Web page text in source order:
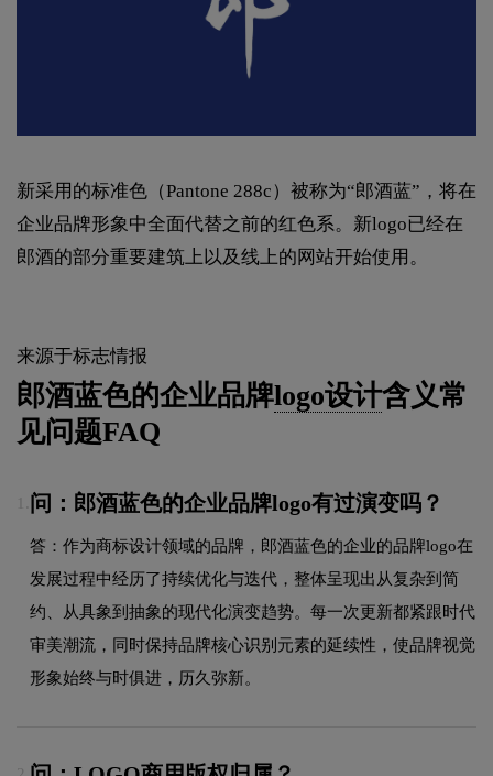
新采用的标准色（Pantone 288c）被称为“郎酒蓝”，将在
企业品牌形象中全面代替之前的红色系。新logo已经在
郎酒的部分重要建筑上以及线上的网站开始使用。
来源于标志情报
郎酒蓝色的企业品牌logo设计含义常
见问题FAQ
问：郎酒蓝色的企业品牌logo有过演变吗？
答：作为商标设计领域的品牌，郎酒蓝色的企业的品牌logo在
发展过程中经历了持续优化与迭代，整体呈现出从复杂到简
约、从具象到抽象的现代化演变趋势。每一次更新都紧跟时代
审美潮流，同时保持品牌核心识别元素的延续性，使品牌视觉
形象始终与时俱进，历久弥新。